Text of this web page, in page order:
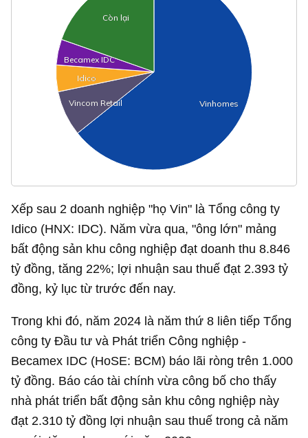
Vinhomes
Vinhomes
Vincom Retail
Vincom Retail
Idico
Idico
Becamex IDC
Becamex IDC
Còn lại
Còn lại
Xếp sau 2 doanh nghiệp "họ Vin" là Tổng công ty
Idico (HNX: IDC). Năm vừa qua, "ông lớn" mảng
bất động sản khu công nghiệp đạt doanh thu8.846
tỷ đồng, tăng 22%; lợi nhuận sau thuế đạt 2.393 tỷ
đồng, kỷ lục từ trước đến nay.
Trong khi đó, năm 2024 là năm thứ 8 liên tiếp Tổng
công ty Đầu tư và Phát triển Công nghiệp -
Becamex IDC (HoSE: BCM) báo lãi ròng trên 1.000
tỷ đồng. Báo cáo tài chính vừa công bố cho thấy
nhà phát triển bất động sản khu công nghiệp này
đạt 2.310 tỷ đồng lợi nhuận sau thuế trong cả năm